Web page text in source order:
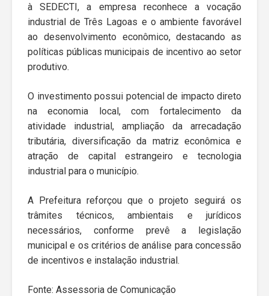
à SEDECTI, a empresa reconhece a vocação
industrial de Três Lagoas e o ambiente favorável
ao desenvolvimento econômico, destacando as
políticas públicas municipais de incentivo ao setor
produtivo.
O investimento possui potencial de impacto direto
na economia local, com fortalecimento da
atividade industrial, ampliação da arrecadação
tributária, diversificação da matriz econômica e
atração de capital estrangeiro e tecnologia
industrial para o município.
A Prefeitura reforçou que o projeto seguirá os
trâmites técnicos, ambientais e jurídicos
necessários, conforme prevê a legislação
municipal e os critérios de análise para concessão
de incentivos e instalação industrial.
Fonte: Assessoria de Comunicação